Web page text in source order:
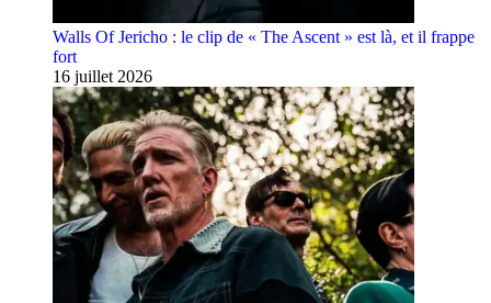
Walls Of Jericho : le clip de « The Ascent » est là, et il frappe
fort
16 juillet 2026